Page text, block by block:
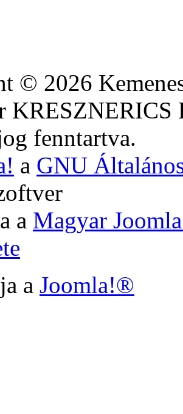
© 2026
fenntartva.
a GNU
a Magyar
a Joomla!®